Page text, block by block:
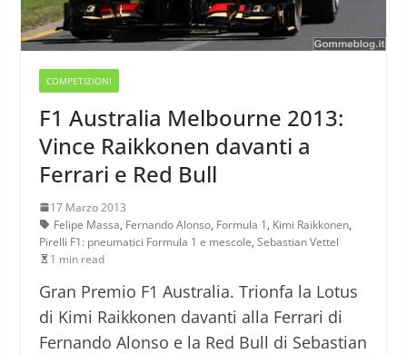
COMPETIZIONI
F1 Australia Melbourne 2013:
Vince Raikkonen davanti a
Ferrari e Red Bull
17 Marzo 2013
Felipe Massa, Fernando Alonso, Formula 1, Kimi Raikkonen,
Pirelli F1: pneumatici Formula 1 e mescole, Sebastian Vettel
1 min read
Gran Premio F1 Australia. Trionfa la Lotus
di Kimi Raikkonen davanti alla Ferrari di
Fernando Alonso e la Red Bull di Sebastian